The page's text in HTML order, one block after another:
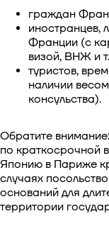
Виза в
Виза во
граждан
иностранцев,
Франции (с
визой, ВНЖ и
туристов,
наличии
консульства).
Обратите
по краткосрочной
Японию в Париже
случаях
оснований для
территории